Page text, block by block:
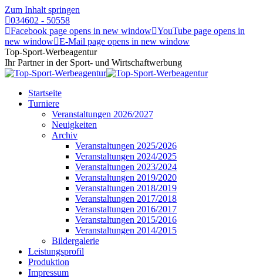
Zum Inhalt springen
034602 - 50558
Facebook page opens in new window YouTube page opens in
new window E-Mail page opens in new window
Top-Sport-Werbeagentur
Ihr Partner in der Sport- und Wirtschaftwerbung
Startseite
Turniere
Veranstaltungen 2026/2027
Neuigkeiten
Archiv
Veranstaltungen 2025/2026
Veranstaltungen 2024/2025
Veranstaltungen 2023/2024
Veranstaltungen 2019/2020
Veranstaltungen 2018/2019
Veranstaltungen 2017/2018
Veranstaltungen 2016/2017
Veranstaltungen 2015/2016
Veranstaltungen 2014/2015
Bildergalerie
Leistungsprofil
Produktion
Impressum